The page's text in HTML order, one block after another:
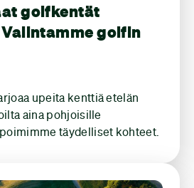
golfkentät
golfin
upeita kenttiä etelän
aina pohjoisille
täydelliset kohteet.